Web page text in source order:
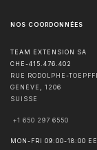
NOS COORDONNÉES
TEAM EXTENSION SA
CHE-415.476.402
RUE RODOLPHE-
GENÈVE
1206
SUISSE
+1 650 297 6550
MON-FRI 09:00-18:00